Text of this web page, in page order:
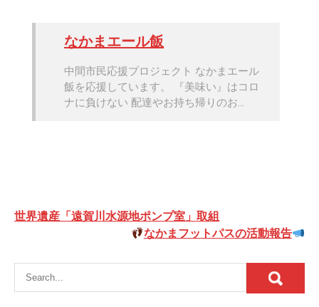
なかまエール飯
中間市民応援プロジェクト なかまエール
飯を応援しています。 『美味い』はコロ
ナに負けない 配達やお持ち帰りのお…
投
ナ
ビ
世界遺産「遠賀川水源地ポンプ室」取組
なかまフットパスの活動報告